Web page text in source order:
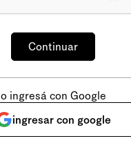
o ingresá con Google
ingresar con google